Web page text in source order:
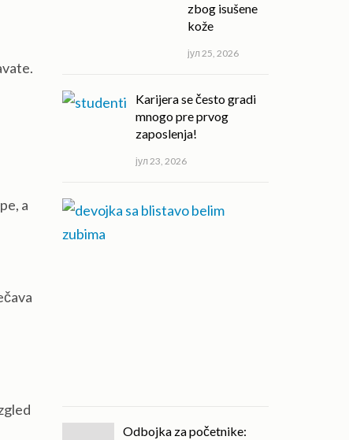
a
zbog isušene
kože
јул 25, 2026
Karijera se često gradi
mnogo pre prvog
zaposlenja!
јул 23, 2026
Odbojka za početnike: